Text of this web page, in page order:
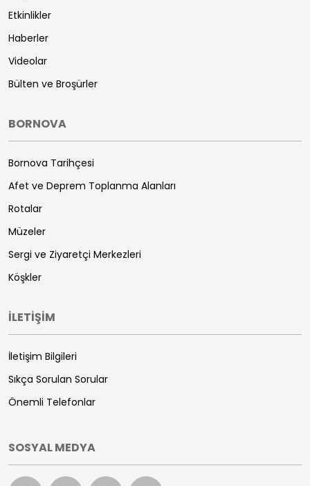
Etkinlikler
Haberler
Videolar
Bülten ve Broşürler
BORNOVA
Bornova Tarihçesi
Afet ve Deprem Toplanma Alanları
Rotalar
Müzeler
Sergi ve Ziyaretçi Merkezleri
Köşkler
İLETİŞİM
İletişim Bilgileri
Sıkça Sorulan Sorular
Önemli Telefonlar
SOSYAL MEDYA